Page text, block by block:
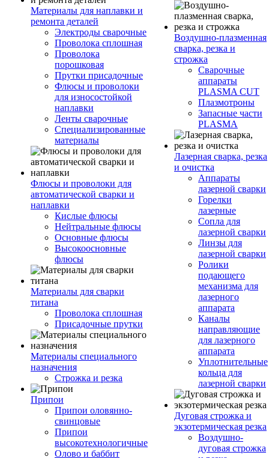
Материалы для наплавки и
ремонта деталей
Электроды сварочные
Проволока сплошная
Проволока
порошковая
Прутки присадочные
Флюсы и проволоки
для износостойкой
наплавки
Ленты сварочные
Специализированные
материалы
Флюсы и проволоки для
автоматической сварки и
наплавки
Кислые флюсы
Нейтральные флюсы
Основные флюсы
Высокоосновные
флюсы
Материалы для сварки
титана
Проволока сплошная
Присадочные прутки
Материалы специального
назначения
Строжка и резка
Припои
Припои оловянно-
свинцовые
Припои
высокотехнологичные
Олово и баббит
Воздушно-плазменная
сварка, резка и
строжка
Сварочные
аппараты
PLASMA CUT
Плазмотроны
Запасные части
PLASMA
Лазерная сварка, резка
и очистка
Аппараты
лазерной сварки
Горелки
лазерные
Сопла для
лазерной сварки
Линзы для
лазерной сварки
Ролики
подающего
механизма для
лазерного
аппарата
Каналы
направляющие
для лазерного
аппарата
Уплотнительные
кольца для
лазерной сварки
Дуговая строжка и
экзотермическая резка
Воздушно-
дуговая строжка